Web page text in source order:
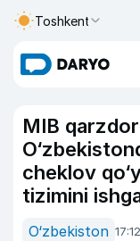
Toshkent
MIB
cheklov
tizimini
O‘zbekiston